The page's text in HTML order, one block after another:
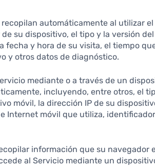
recopilan automáticamente al utilizar
su dispositivo, el tipo y la versión
fecha y hora de su visita, el tiempo
y otros datos de diagnóstico.
mediante o a través de un
incluyendo, entre otros, el
móvil, la dirección IP de su
Internet móvil que utiliza,
información que su navegador
al Servicio mediante un